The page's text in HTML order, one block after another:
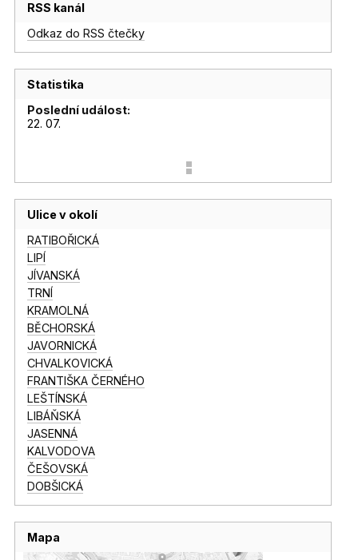
RSS kanál
Odkaz do RSS čtečky
Statistika
Poslední událost:
22. 07.
Ulice v okolí
RATIBOŘICKÁ
LIPÍ
JÍVANSKÁ
TRNÍ
KRAMOLNÁ
BĚCHORSKÁ
JAVORNICKÁ
CHVALKOVICKÁ
FRANTIŠKA ČERNÉHO
LEŠTÍNSKÁ
LIBÁŇSKÁ
JASENNÁ
KALVODOVA
ČEŠOVSKÁ
DOBŠICKÁ
Mapa